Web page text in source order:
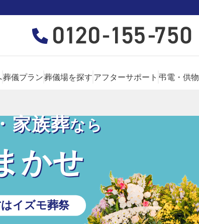
葬儀プラン葬儀場を探す アフターサポート 弔電・供
家族葬なら
かせ
イズモ葬祭